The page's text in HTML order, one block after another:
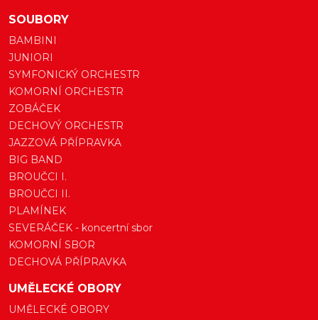
SOUBORY
BAMBINI
JUNIORI
SYMFONICKÝ ORCHESTR
KOMORNÍ ORCHESTR
ZOBÁČEK
DECHOVÝ ORCHESTR
JAZZOVÁ PŘÍPRAVKA
BIG BAND
BROUČCI I.
BROUČCI II.
PLAMÍNEK
SEVERÁČEK - koncertní sbor
KOMORNÍ SBOR
DECHOVÁ PŘÍPRAVKA
UMĚLECKÉ OBORY
UMĚLECKÉ OBORY